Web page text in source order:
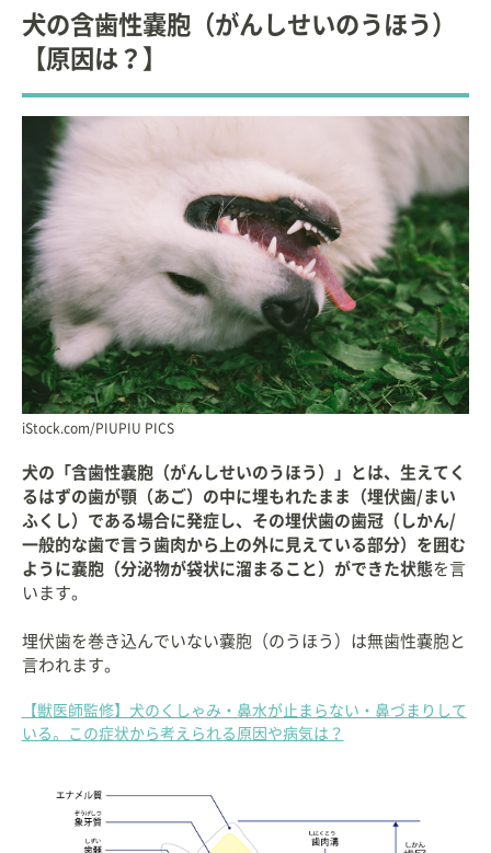
科非常勤講師（2012年～）
◇ 日本大学 生物資源科学部 獣医学科 高度臨床獣医学
非常勤講師（2013年～）
【編著】
「基礎から学ぶ小動物の歯科診療 Vol.2」interzoo
犬の含歯性嚢胞（がんしせいのうほう）
【原因は？】
iStock.com/PIUPIU PICS
犬の「含歯性嚢胞（がんしせいのうほう）」とは、生えてく
るはずの歯が顎（あご）の中に埋もれたまま（埋伏歯/まい
ふくし）である場合に発症し、その埋伏歯の歯冠（しかん/
一般的な歯で言う歯肉から上の外に見えている部分）を囲む
ように嚢胞（分泌物が袋状に溜まること）ができた状態を言
います。
埋伏歯を巻き込んでいない嚢胞（のうほう）は無歯性嚢胞と
言われます。
【獣医師監修】犬のくしゃみ・鼻水が止まらない・鼻づまりして
いる。この症状から考えられる原因や病気は？